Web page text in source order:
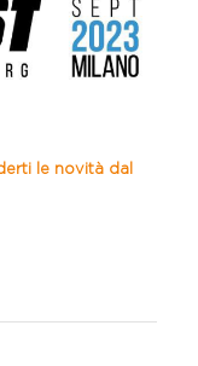
le novità dal